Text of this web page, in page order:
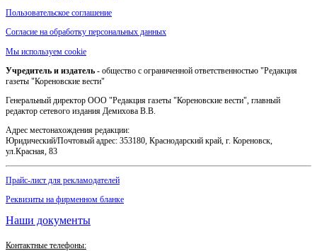
Пользовательское соглашение
Согласие на обработку персональных данных
Мы используем cookie
Учредитель и издатель - общество с ограниченной ответственностью "Редакция
газеты "Кореновские вести"
Генеральный директор ООО "Редакция газеты "Кореновские вести", главный
редактор сетевого издания Демихова В.В.
Адрес местонахождения редакции:
Юридический/Почтовый адрес: 353180, Краснодарский край, г. Кореновск,
ул.Красная, 83
Прайс-лист для рекламодателей
Реквизиты на фирменном бланке
Наши документы
Контактные телефоны: